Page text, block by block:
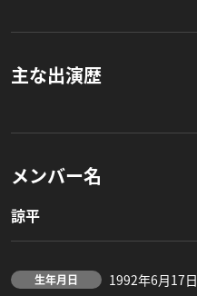
主な出演歴
メンバー名
諒平
生年月日 1992年6月17日